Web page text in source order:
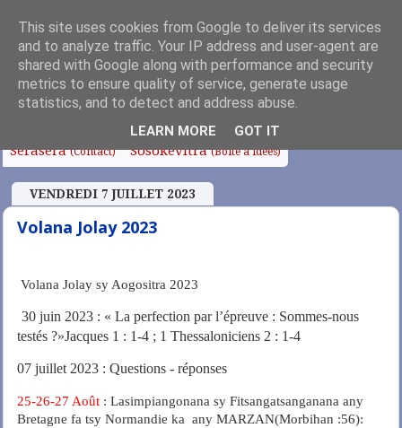
Fanoroana (Index) Fanolorana (Intro) Edito
Anjara Soa
Serasera(Contact) Sosokevitra(Boîte à idées)
VENDREDI 7 JUILLET 2023
Volana Jolay 2023
Volana Jolay sy Aogositra 2023
30 juin 2023 : « La perfection par l’épreuve : Sommes-nous
testés ?»Jacques 1 : 1-4 ; 1 Thessaloniciens 2 : 1-4
07 juillet 2023 : Questions - réponses
25-26-27 Août : Lasimpiangonana sy Fitsangatsanganana any
Bretagne fa tsy Normandie ka any MARZAN(Morbihan :56):
This site uses cookies from Google to deliver its services
and to analyze traffic. Your IP address and user-agent are
shared with Google along with performance and security
metrics to ensure quality of service, generate usage
statistics, and to detect and address abuse.
LEARN MORE GOT IT